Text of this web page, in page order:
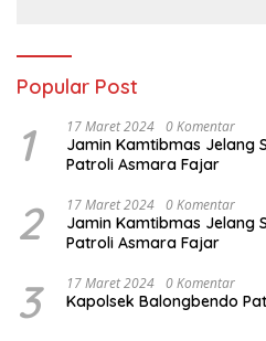
Popular Post
1 17 Maret 2024 0 Komentar
Jamin Kamtibmas Jelang
Patroli Asmara Fajar
2 17 Maret 2024 0 Komentar
Jamin Kamtibmas Jelang
Patroli Asmara Fajar
3 17 Maret 2024 0 Komentar
Kapolsek Balongbendo